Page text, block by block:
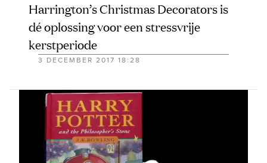
Harrington’s Christmas Decorators is
dé oplossing voor een stressvrije
kerstperiode
3 DECEMBER 2017 18:28